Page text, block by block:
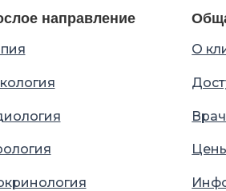
направление
О